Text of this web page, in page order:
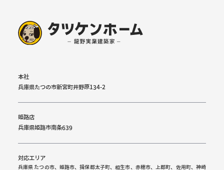
本社
兵庫県たつの市新宮町井野原134-2
姫路店
兵庫県姫路市南条639
対応エリア
兵庫県 たつの市、姫路市、揖保郡太子町、相生市、赤穂市、上郡町、佐用町、神崎